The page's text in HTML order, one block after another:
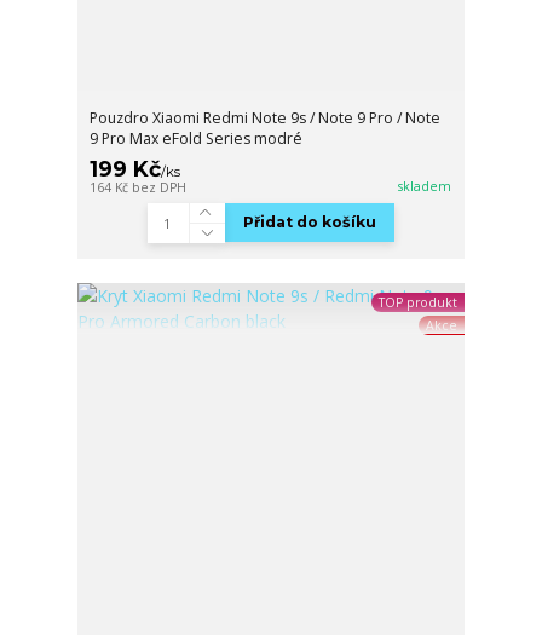
Pouzdro Xiaomi Redmi Note 9s / Note 9 Pro / Note
9 Pro Max eFold Series modré
199 Kč/ks
164 Kč bez DPH skladem
Přidat do košíku
TOP produkt
Akce